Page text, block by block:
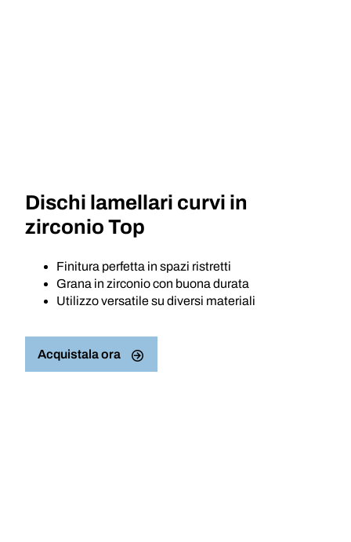
Dischi lamellari curvi in
zirconio Top
Finitura perfetta in spazi ristretti
Grana in zirconio con buona durata
Utilizzo versatile su diversi materiali
Acquistala ora